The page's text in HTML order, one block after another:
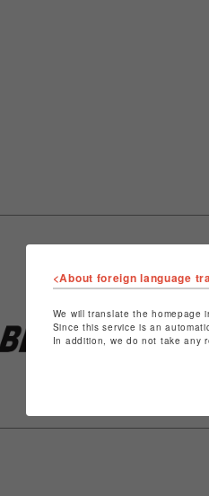
<About foreign language
We will translate the homepage
Since this service is an
In addition, we do not take any